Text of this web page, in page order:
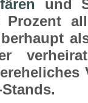
und